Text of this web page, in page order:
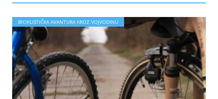
BICIKLISTIČKA AVANTURA KROZ VOJVODINU